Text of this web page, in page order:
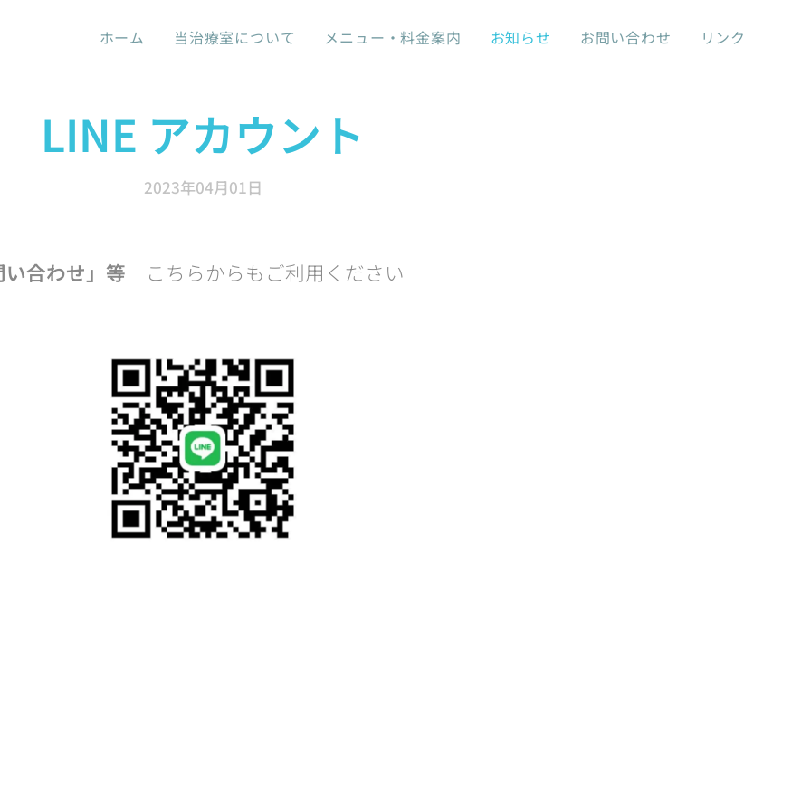
ホーム 当治療室について メニュー・料金案内 お知らせ お問い合わせ リンク
LINE アカウント
2023年04月01日
い合わせ」等 こちらからもご利用ください